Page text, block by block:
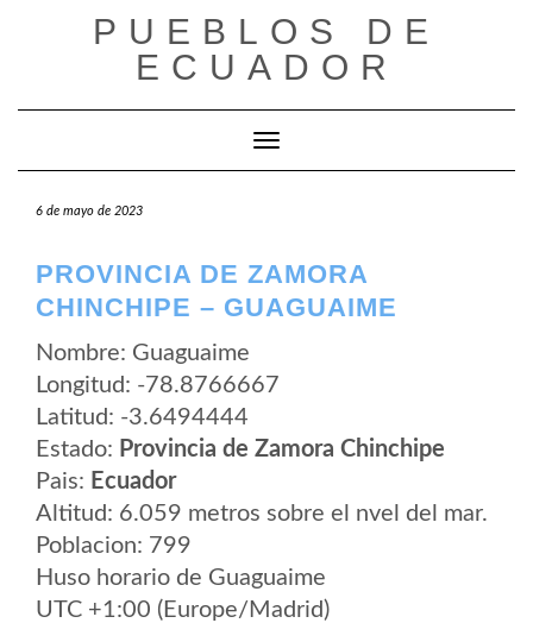
PUEBLOS DE
ECUADOR
Cambiar modo de navegación
6 de mayo de 2023
PROVINCIA DE ZAMORA
CHINCHIPE – GUAGUAIME
Nombre: Guaguaime
Longitud: -78.8766667
Latitud: -3.6494444
Estado: Provincia de Zamora Chinchipe
Pais: Ecuador
Altitud: 6.059 metros sobre el nvel del mar.
Poblacion: 799
Huso horario de Guaguaime
UTC +1:00 (Europe/Madrid)